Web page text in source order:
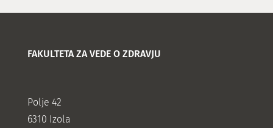
FAKULTETA ZA VEDE O ZDRAVJU
Polje 42
6310 Izola